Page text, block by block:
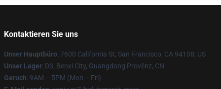
Kontaktieren Sie uns
Unser Hauptbüro: 7600 California St, San Francisco, CA 94108, US
Unser Lager: D3, Benxi City, Guangdong Provënz, CN
Geruch: 9AM – 5PM (Mon – Fri)